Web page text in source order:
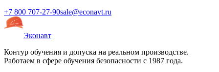
+7 800 707-27-90sale@econavt.ru
Эконавт
Контур обучения и допуска на реальном производстве.
Работаем в сфере обучения безопасности с 1987 года.